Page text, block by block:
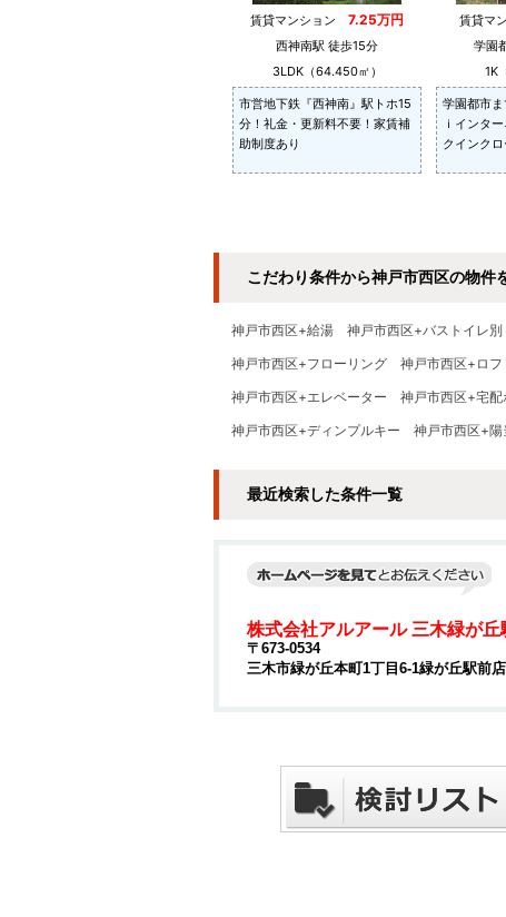
賃貸マンション 7.25万円
西神南駅 徒歩15分
3LDK（64.450㎡）
市営地下鉄『西神南』駅トホ15
分！礼金・更新料不要！家賃補
助制度あり
賃貸マ
学園
1K
学園都市
ｉインタ
クインクロ
こだわり条件から神戸市西区の物件
神戸市西区+給湯 神戸市西区+バストイレ別
神戸市西区+フローリング
神戸市西区+ロフ
神戸市西区+エレベーター
神戸市西区+宅配
神戸市西区+ディンプルキー
神戸市西区+陽
最近検索した条件一覧
株式会社アルアール 三木緑が丘
〒673-0534
三木市緑が丘本町1丁目6-1緑が丘駅前